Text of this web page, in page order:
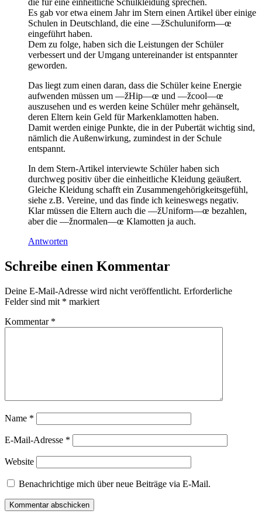
die für eine einheitliche Schulkleidung sprechen.
Es gab vor etwa einem Jahr im Stern einen Artikel über einige
Schulen in Deutschland, die eine —žSchuluniform—œ
eingeführt haben.
Dem zu folge, haben sich die Leistungen der Schüler
verbessert und der Umgang untereinander ist entspannter
geworden.
Das liegt zum einen daran, dass die Schüler keine Energie
aufwenden müssen um —žHip—œ und —žcool—œ
auszusehen und es werden keine Schüler mehr gehänselt,
deren Eltern kein Geld für Markenklamotten haben.
Damit werden einige Punkte, die in der Pubertät wichtig sind,
nämlich die Außenwirkung, zumindest in der Schule
entspannt.
In dem Stern-Artikel interviewte Schüler haben sich
durchweg positiv über die einheitliche Kleidung geäußert.
Gleiche Kleidung schafft ein Zusammengehörigkeitsgefühl,
siehe z.B. Vereine, und das finde ich keineswegs negativ.
Klar müssen die Eltern auch die —žUniform—œ bezahlen,
aber die —žnormalen—œ Klamotten ja auch.
Antworten
Schreibe einen Kommentar
Deine E-Mail-Adresse wird nicht veröffentlicht. Erforderliche
Felder sind mit * markiert
Kommentar *
Name *
E-Mail-Adresse *
Website
Benachrichtige mich über neue Beiträge via E-Mail.